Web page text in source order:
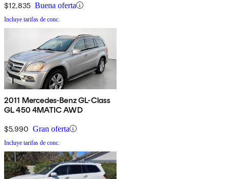
$12,835 Buena oferta
Incluye tarifas de conc.
2011 Mercedes-Benz GL-Class
GL 450 4MATIC AWD
$5,990 Gran oferta
Incluye tarifas de conc.